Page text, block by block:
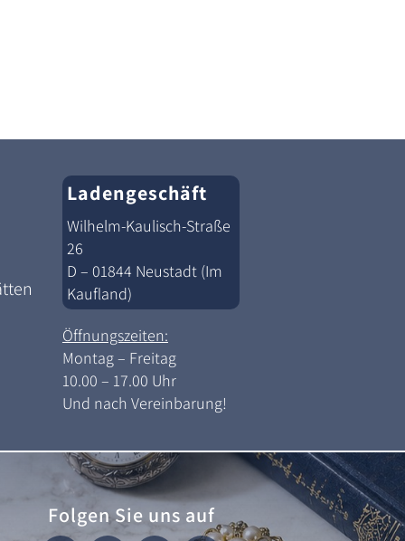
Ladengeschäft
Wilhelm-Kaulisch-Straße
26
D – 01844 Neustadt (Im
Kaufland)
Öffnungszeiten:
Montag – Freitag
10.00 – 17.00 Uhr
Und nach Vereinbarung!
Folgen Sie uns auf